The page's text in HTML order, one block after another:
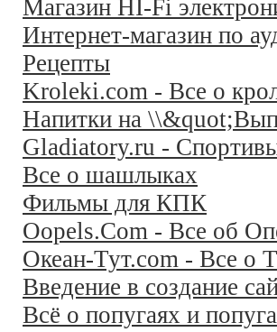
Магазин HI-Fi
Интернет-магазин по
Рецепты
Kroleki.com - Все о
Напитки на
Gladiatory.ru -
Все о шашлыках
Фильмы для КПК
Oopels.Com - Все об
Океан-Тут.com - Все о
Введение в создание
Всё о попугаях и